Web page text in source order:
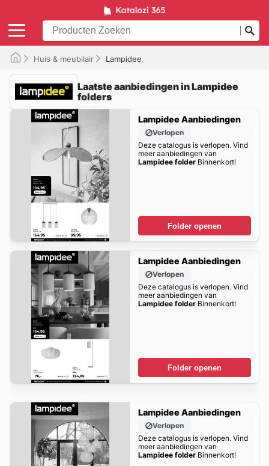
Huis & meubilair Lampidee
Laatste aanbiedingen in Lampidee
folders
Lampidee Aanbiedingen
Verlopen
Deze catalogus is verlopen. Vind
meer aanbiedingen van
Lampidee folderBinnenkort!
Folder openen
Lampidee Aanbiedingen
Verlopen
Deze catalogus is verlopen. Vind
meer aanbiedingen van
Lampidee folderBinnenkort!
Folder openen
Lampidee Aanbiedingen
Verlopen
Deze catalogus is verlopen. Vind
meer aanbiedingen van
Lampidee folderBinnenkort!